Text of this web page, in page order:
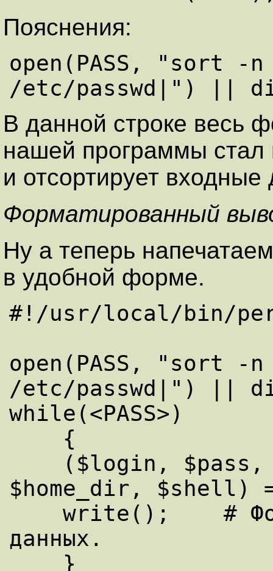
Пояснения:
open(PASS, "sort
В данной строке весь
нашей программы стал
и отсортирует
Форматированный
Ну а теперь
в удобной форме.
#!/usr/local/bin/
open(PASS, "sort
/etc/passwd|") ||
while(<PASS>)
$home_dir,
данных.